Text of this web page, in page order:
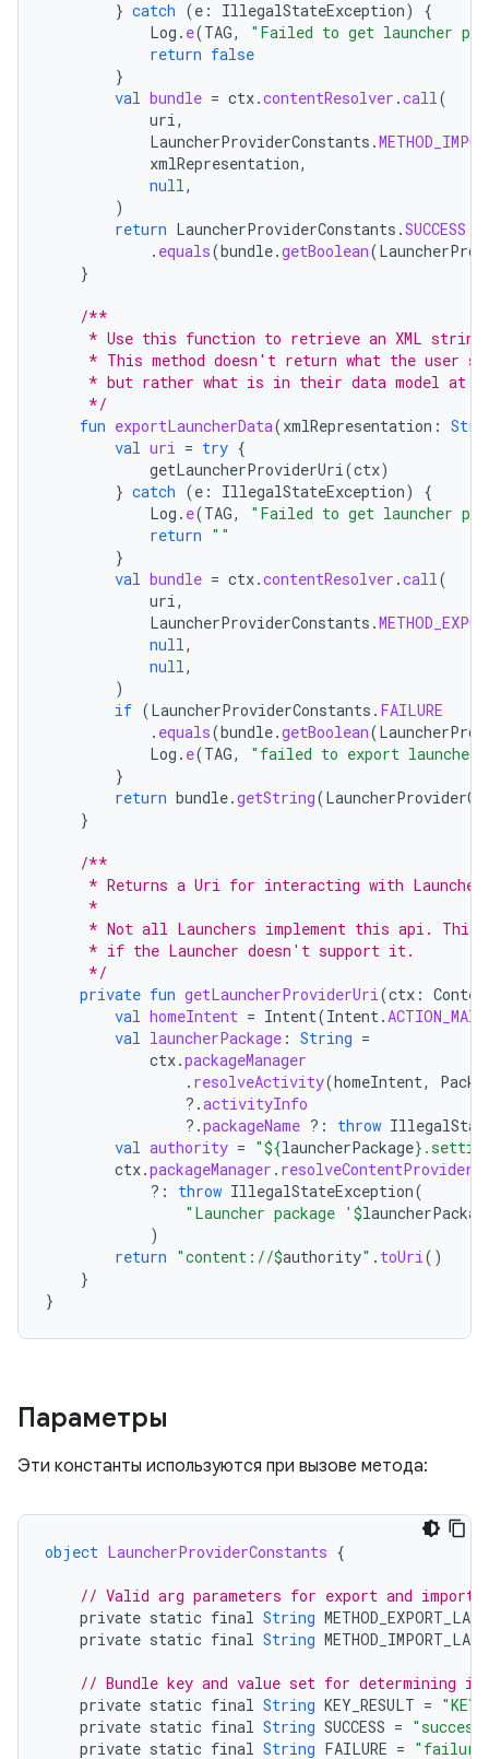
} catch (e : IllegalStateException)
{
Log . e(TAG,
"Failed to get launcher
return false
}
val bundle = ctx.contentResolver .call(
uri,
LauncherProviderConstants .
xmlRepresentation,
null,
)
return LauncherProviderConstants .SUCCESS
. equals(bundle.getBoolean(
}
/**
* Use this function to retrieve an XML
* This method doesn't return what the user
* but rather what is in their data model at
     */
fun exportLauncherData(xmlRepresentation :
val uri = try {
getLauncherProviderUri(ctx)
} catch (e : IllegalStateException)
{
Log . e(TAG,
"Failed to get launcher
return ""
}
val bundle = ctx.contentResolver .call(
uri,
LauncherProviderConstants .
null,
null,
)
if (LauncherProviderConstants . FAILURE
. equals(bundle.getBoolean(
Log . e(TAG,
"failed to export launcher
}
return bundle.getString(
}
/**
* Returns a Uri for interacting with
     *
* Not all Launchers implement this api. This
     * if the Launcher doesn't support it.
     */
private fun getLauncherProviderUri(ctx :
val homeIntent = Intent(Intent.ACTION_MAIN
val launcherPackage : String =
ctx.packageManager
. resolveActivity(homeIntent,
?.activityInfo
?.packageName ?: throw
val authority = "${launcherPackage}
ctx.packageManager . resolveContentProvider
?:
throw IllegalStateException(
"Launcher package ' $
)
return "content://$authority" . toUri()
}
}
Параметры
Эти константы используются при вызове метода:
object LauncherProviderConstants {
// Valid arg parameters for export and import
private static final String
private static final String
// Bundle key and value set for determining if
private static final String KEY_RESULT =
private static final String SUCCESS =
private static final String FAILURE =